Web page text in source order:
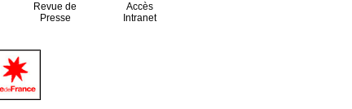
Revue de
Presse
Accès
Intranet